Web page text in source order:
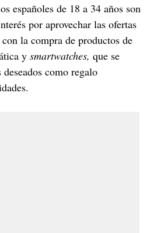
españoles de 18 a 34 años son
por aprovechar las ofertas
la compra de productos de
y smartwatches, que se
como regalo